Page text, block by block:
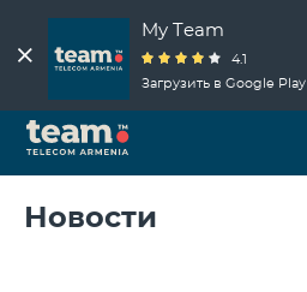
My Team
4.1
Загрузить в Google Play
Новости